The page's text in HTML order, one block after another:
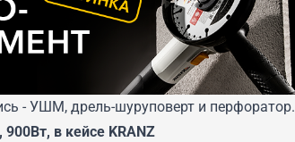
- УШМ, дрель-шуруповерт и перфоратор.
в кейсе KRANZ